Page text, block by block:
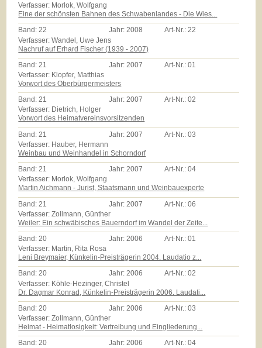
Verfasser: Morlok, Wolfgang
Eine der schönsten Bahnen des Schwabenlandes - Die Wies...
Band:22 Jahr:2008 Art-Nr.:22
Verfasser: Wandel, Uwe Jens
Nachruf auf Erhard Fischer (1939 - 2007)
Band: 21 Jahr: 2007 Art-Nr.:01
Verfasser: Klopfer, Matthias
Vorwort des Oberbürgermeisters
Band:21 Jahr:2007 Art-Nr.:02
Verfasser: Dietrich, Holger
Vorwort des Heimatvereinsvorsitzenden
Band: 21 Jahr: 2007 Art-Nr.:03
Verfasser: Hauber, Hermann
Weinbau und Weinhandel in Schorndorf
Band:21 Jahr:2007 Art-Nr.:04
Verfasser: Morlok, Wolfgang
Martin Aichmann - Jurist, Staatsmann und Weinbauexperte
Band: 21 Jahr: 2007 Art-Nr.:06
Verfasser: Zollmann, Günther
Weiler: Ein schwäbisches Bauerndorf im Wandel der Zeite...
Band:20 Jahr:2006 Art-Nr.:01
Verfasser: Martin, Rita Rosa
Leni Breymaier, Künkelin-Preisträgerin 2004. Laudatio z...
Band:20 Jahr:2006 Art-Nr.:02
Verfasser: Köhle-Hezinger, Christel
Dr. Dagmar Konrad, Künkelin-Preisträgerin 2006. Laudati...
Band:20 Jahr:2006 Art-Nr.:03
Verfasser: Zollmann, Günther
Heimat - Heimatlosigkeit: Vertreibung und Eingliederung...
Band:20 Jahr:2006 Art-Nr.:04